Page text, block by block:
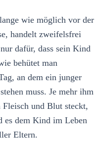
wie möglich vor der
handelt zweifelsfrei
dafür, dass sein Kind
behütet man
an dem ein junger
muss. Je mehr ihm
Fleisch und Blut steckt,
es dem Kind im Leben
Eltern.